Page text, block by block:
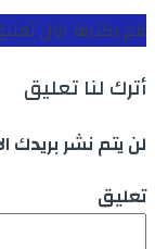
قم بكتابة اول
أترك لنا تعليق
لن يتم نشر بريدك
تعليق